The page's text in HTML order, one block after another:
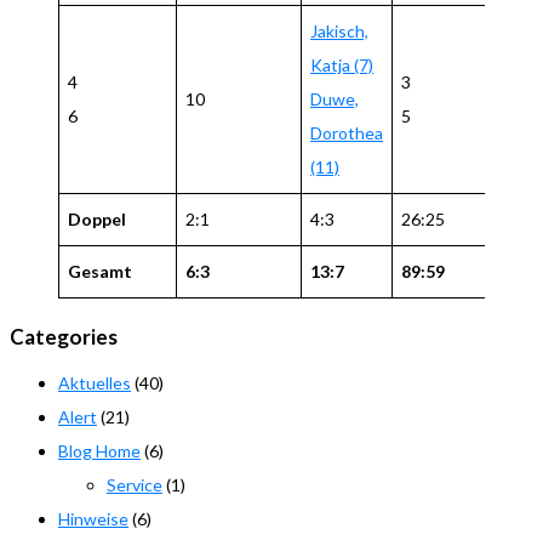
4
6
10
Jakisch,
Katja (7)
Duwe,
Dorothea
(11)
3
5
Doppel 2:1 4:3 26:25
Gesamt 6:3 13:7 89:59
Categories
Aktuelles (40)
Alert (21)
Blog Home(6)
Service(1)
Hinweise(6)